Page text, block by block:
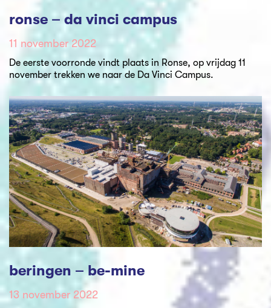
ronse – da vinci campus
11 november 2022
De eerste voorronde vindt plaats in Ronse, op vrijdag 11
november trekken we naar de Da Vinci Campus.
beringen – be-mine
13 november 2022